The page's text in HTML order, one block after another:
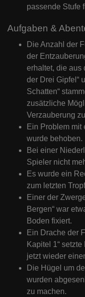
passende Stufe
Aufgaben &
Die Anzahl der
der
erhaltet, die aus
der Drei Gipfel“
Schatten“
zusätzliche
Verzauberung
Ein Problem mit
wurde behoben.
Bei einer
Spieler nicht
Es wurde ein
zum letzten
Einer der
Bergen“ war
Boden fixiert.
Ein Drache der
Kapitel 1“
jetzt wieder
Die Hügel um
wurden
zu machen.